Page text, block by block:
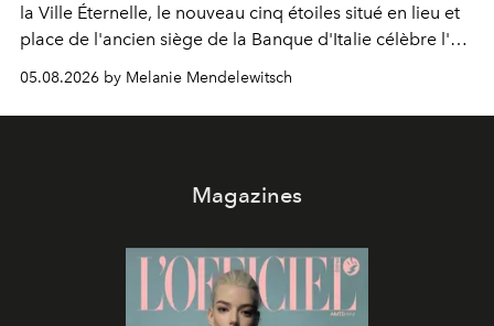
la Ville Éternelle, le nouveau cinq étoiles situé en lieu et
place de l'ancien siège de la Banque d'Italie célèbre l'art
05.08.2026 by Melanie Mendelewitsch
Magazines